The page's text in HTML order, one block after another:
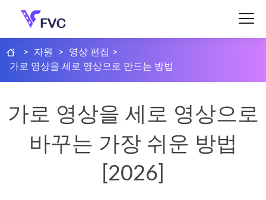
> 자원 > 영상 편집 >
가로 영상을 세로 영상으로 만드는 방법
가로 영상을 세로 영상으로
바꾸는 가장 쉬운 방법
[2026]